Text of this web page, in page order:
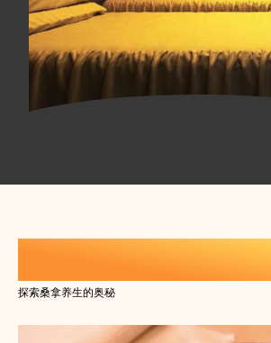
休闲生活养生知识
探索桑拿养生的奥秘